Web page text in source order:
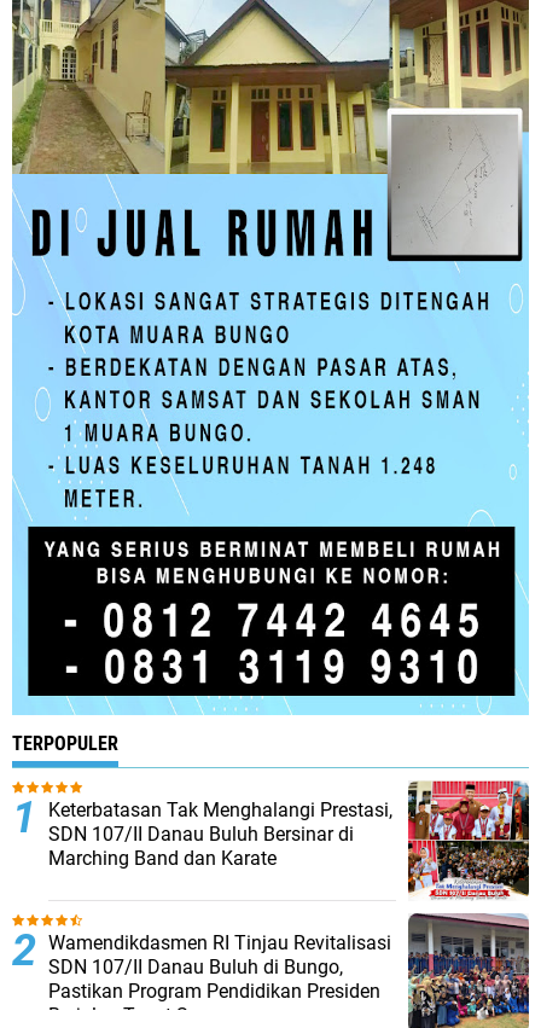
TERPOPULER
Keterbatasan Tak Menghalangi Prestasi,
SDN 107/II Danau Buluh Bersinar di
Marching Band dan Karate
Wamendikdasmen RI Tinjau Revitalisasi
SDN 107/II Danau Buluh di Bungo,
Pastikan Program Pendidikan Presiden
Berjalan Tepat Sasaran